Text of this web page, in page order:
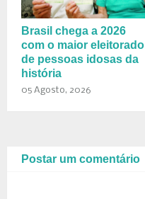
Brasil chega a 2026
com o maior eleitorado
de pessoas idosas da
história
05 Agosto, 2026
Postar um comentário